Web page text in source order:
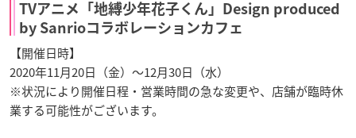
TVアニメ「地縛少年花子くん」Design produced
by Sanrioコラボレーションカフェ
【開催日時】
2020年11月20日（金）〜12月30日（水）
※状況により開催日程・営業時間の急な変更や、店舗が臨時休
業する可能性がございます。